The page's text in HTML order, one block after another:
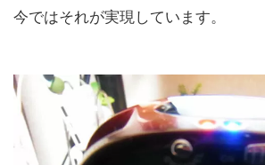
今ではそれが実現しています。